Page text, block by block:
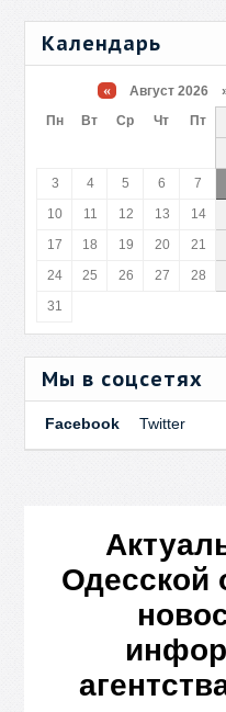
Календарь
« Август 2026
Пн
Вт Ср Чт Пт
3
4 5 6 7
10
11 12 13 14
17
18 19 20 21
24
25 26 27 28
31
Мы в соцсетях
Facebook Twitter
Одесской